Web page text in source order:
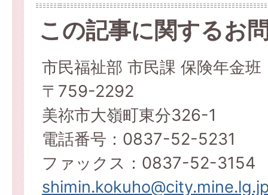
この記事に関するお
市民福祉部 市民課 保険年金班
〒759-2292
美祢市大嶺町東分326-1
電話番号：0837-52-5231
ファックス：0837-52-3154